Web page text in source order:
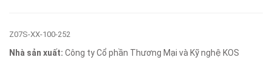
Z07S-XX-100-252
Nhà sản xuất: Công ty Cổ phần Thương Mại và Kỹ nghệ KOS